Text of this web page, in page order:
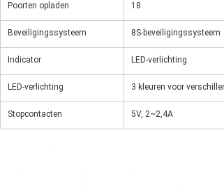
Poorten opladen 18
Beveiligingssysteem 8S-beveiligingssysteem
Indicator LED-verlichting
LED-verlichting 3 kleuren voor
Stopcontacten 5V, 2~2,4A